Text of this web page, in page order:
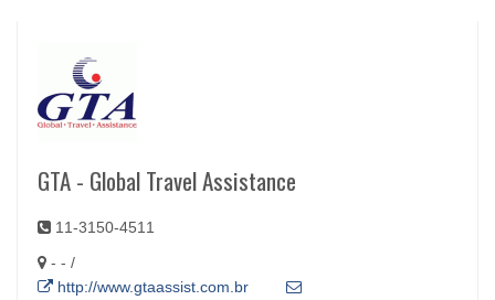
GTA - Global Travel Assistance
11-3150-4511
- - /
http://www.gtaassist.com.br